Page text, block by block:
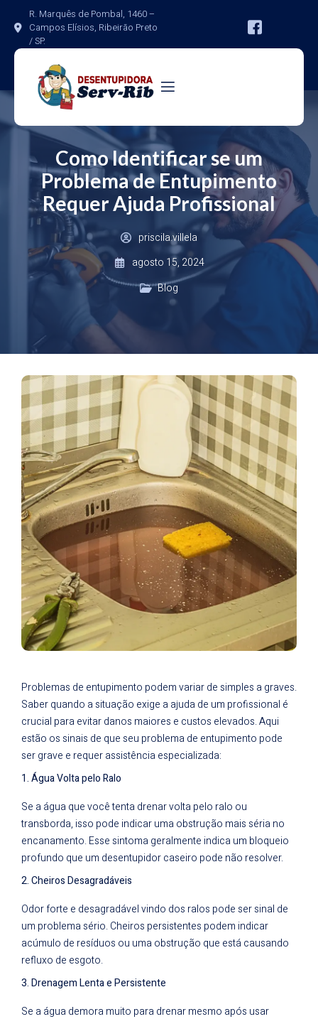
R. Marquês de Pombal, 1460 –
Campos Elísios, Ribeirão Preto
/ SP.
Como Identificar se um
Problema de Entupimento
Requer Ajuda Profissional
priscila.villela
agosto 15, 2024
Blog
Problemas de entupimento podem variar de simples a graves.
Saber quando a situação exige a ajuda de um profissional é
crucial para evitar danos maiores e custos elevados. Aqui
estão os sinais de que seu problema de entupimento pode
ser grave e requer assistência especializada:
1. Água Volta pelo Ralo
Se a água que você tenta drenar volta pelo ralo ou
transborda, isso pode indicar uma obstrução mais séria no
encanamento. Esse sintoma geralmente indica um bloqueio
profundo que um desentupidor caseiro pode não resolver.
2. Cheiros Desagradáveis
Odor forte e desagradável vindo dos ralos pode ser sinal de
um problema sério. Cheiros persistentes podem indicar
acúmulo de resíduos ou uma obstrução que está causando
refluxo de esgoto.
3. Drenagem Lenta e Persistente
Se a água demora muito para drenar mesmo após usar